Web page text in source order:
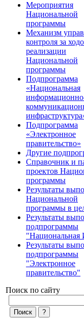
Мероприятия
Национальной
программы
Механизм
контроля за
реализации
Национальной
программы
Подпрограмма
«Национальная
Подпрограмма
«Электронное
правительство»
Другие
Справочник и
проектов
программы
Результаты
Национальной
программы в
Результаты
подпрограммы
Результаты
подпрограммы
"Электронное
правительство"
Поиск по сайту